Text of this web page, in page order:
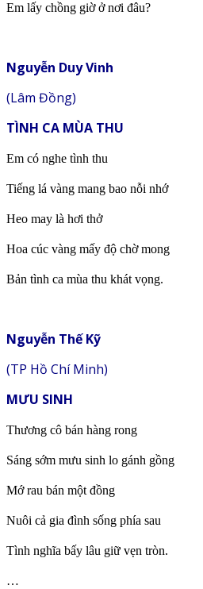
Em lấy chồng giờ ở nơi đâu?
Nguyễn Duy Vinh
(Lâm Đồng)
TÌNH CA MÙA THU
Em có nghe tình thu
Tiếng lá vàng mang bao nỗi nhớ
Heo may là hơi thở
Hoa cúc vàng mấy độ chờ mong
Bản tình ca mùa thu khát vọng.
Nguyễn Thế Kỹ
(TP Hồ Chí Minh)
MƯU SINH
Thương cô bán hàng rong
Sáng sớm mưu sinh lo gánh gồng
Mớ rau bán một đồng
Nuôi cả gia đình sống phía sau
Tình nghĩa bấy lâu giữ vẹn tròn.
…